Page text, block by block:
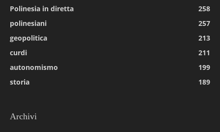
Polinesia in diretta
258
polinesiani
257
geopolitica
213
curdi
211
autonomismo
199
storia
189
Archivi